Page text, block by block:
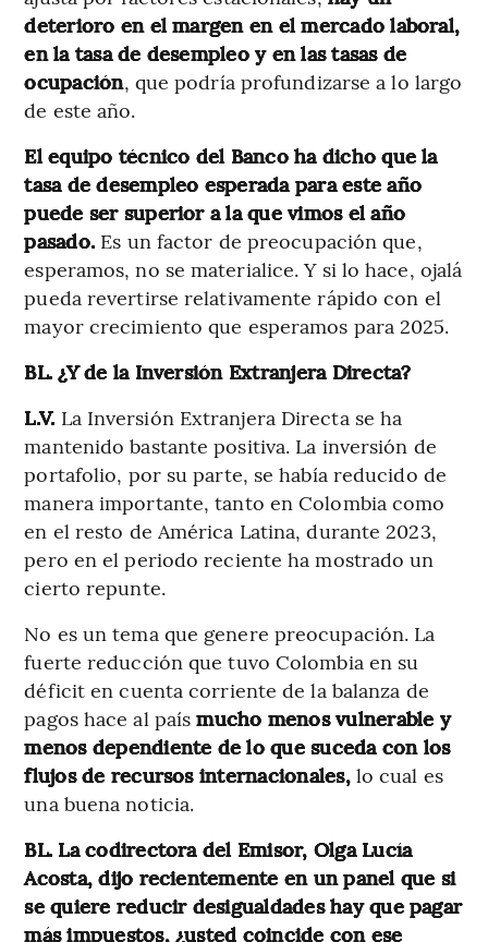
deterioro en el margen en el mercado laboral,
en la tasa de desempleo y en las tasas de
ocupación, que podría profundizarse a lo largo
de este año.
El equipo técnico del Banco ha dicho que la
tasa de desempleo esperada para este año
puede ser superior a la que vimos el año
pasado. Es un factor de preocupación que,
esperamos, no se materialice. Y si lo hace, ojalá
pueda revertirse relativamente rápido con el
mayor crecimiento que esperamos para 2025.
BL. ¿Y de la Inversión Extranjera Directa?
L.V. La Inversión Extranjera Directa se ha
mantenido bastante positiva. La inversión de
portafolio, por su parte, se había reducido de
manera importante, tanto en Colombia como
en el resto de América Latina, durante 2023,
pero en el periodo reciente ha mostrado un
cierto repunte.
No es un tema que genere preocupación. La
fuerte reducción que tuvo Colombia en su
déficit en cuenta corriente de la balanza de
pagos hace al paísmucho menos vulnerable y
menos dependiente de lo que suceda con los
flujos de recursos internacionales,lo cual es
una buena noticia.
BL. La codirectora del Emisor, Olga Lucía
Acosta, dijo recientemente en un panel que si
se quiere reducir desigualdades hay que pagar
más impuestos, ¿usted coincide con ese